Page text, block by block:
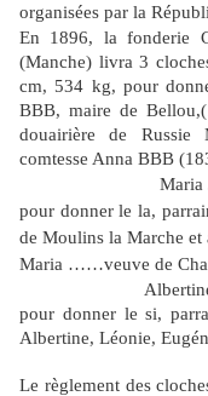
organisées par la
En 1896, la fonderie
(Manche) livra 3
cm, 534 kg, pour
BBB, maire de
douairière de Russie
comtesse Anna BBB
Maria Julia
pour donner le la,
de Moulins la Marche
Maria ……veuve de
Albertine
pour donner le si,
Albertine, Léonie,
Le règlement des